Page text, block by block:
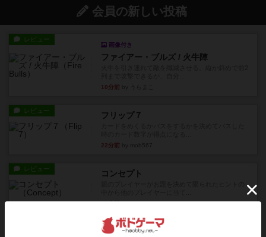
会員の新しい投稿
レビュー
画像付き
ファイアー・ブルズ / 火牛陣
10分前
レビュー フリップ７
22分前
レビュー コンセプト
34分前by mob567
海兵隊